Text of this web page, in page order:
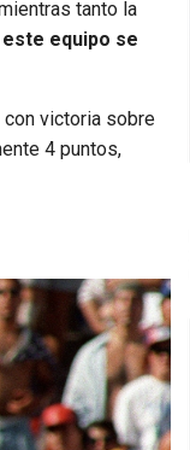
tanto la
equipo se
victoria sobre
4 puntos,